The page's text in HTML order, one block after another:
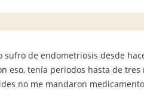
sufro de endometriosis desde
eso, tenía periodos hasta de
no me mandaron